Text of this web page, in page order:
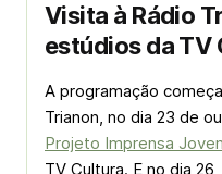
Visita à Rádio
estúdios da TV
A programação
Trianon, no dia 23 de
Projeto Imprensa
TV Cultura. E no dia